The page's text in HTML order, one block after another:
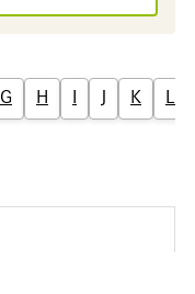
G H I J K L